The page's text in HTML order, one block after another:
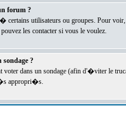
forum ?
utilisateurs ou groupes. Pour
les contacter si vous le voulez.
?
voter dans un sondage (afin d'�viter le
appropri�s.